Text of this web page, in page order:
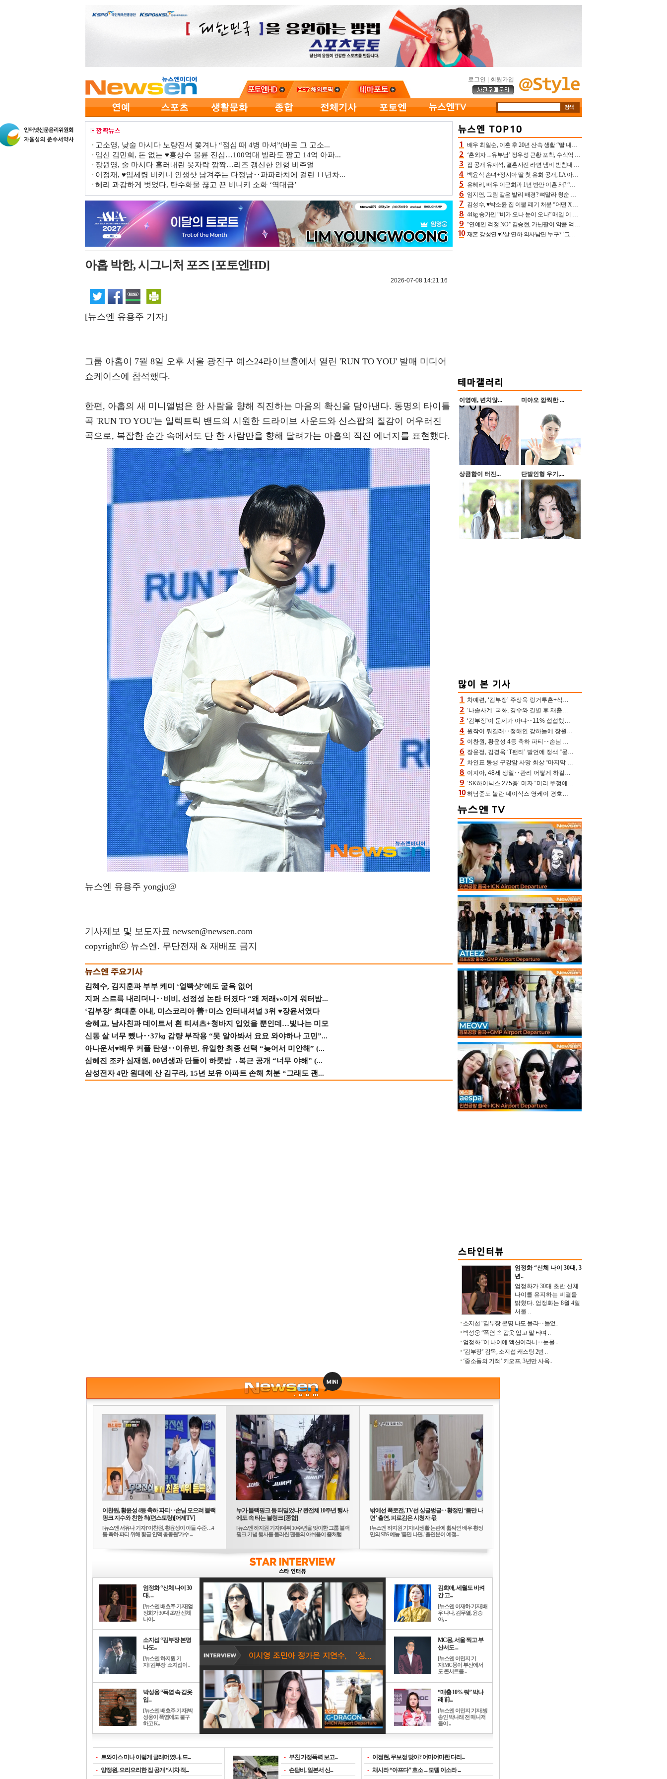
로그인 회원가입
고소영, 낮술 마시다 노량진서 쫓겨나 “점심 때 4병 마셔”(바로 그 고소...
임신 김민희, 돈 없는 ♥홍상수 불륜 진심…100억대 빌라도 팔고 14억 아파...
장원영, 술 마시다 흘러내린 옷자락 깜짝…리즈 갱신한 인형 비주얼
이정재, ♥임세령 비키니 인생샷 남겨주는 다정남‥파파라치에 걸린 11년차...
혜리 과감하게 벗었다, 탄수화물 끊고 끈 비니키 소화 ‘역대급’
아홉 박한, 시그니처 포즈 [포토엔HD]
2026-07-08 14:21:16
[뉴스엔 유용주 기자]
그룹 아홉이 7월 8일 오후 서울 광진구 예스24라이브홀에서 열린 'RUN TO YOU' 발매 미디어
쇼케이스에 참석했다.
한편, 아홉의 새 미니앨범은 한 사람을 향해 직진하는 마음의 확신을 담아낸다. 동명의 타이틀
곡 'RUN TO YOU'는 일렉트릭 밴드의 시원한 드라이브 사운드와 신스팝의 질감이 어우러진
곡으로, 복잡한 순간 속에서도 단 한 사람만을 향해 달려가는 아홉의 직진 에너지를 표현했다.
뉴스엔 유용주 yongju@
기사제보 및 보도자료 newsen@newsen.com
copyrightⓒ 뉴스엔. 무단전재 & 재배포 금지
김혜수, 김지훈과 부부 케미 ‘얼빡샷’에도 굴욕 없어
지퍼 스르륵 내리더니‥비비, 선정성 논란 터졌다 “왜 저래vs이게 워터밤...
‘김부장’ 최대훈 아내, 미스코리아 善+미스 인터내셔널 3위 ♥장윤서였다
송혜교, 남사친과 데이트서 흰 티셔츠+청바지 입었을 뿐인데…빛나는 미모
신동 살 너무 뺐나‥37㎏ 감량 부작용 “못 알아봐서 요요 와야하나 고민”...
아나운서♥배우 커플 탄생‥이유빈, 유일한 최종 선택 “늦어서 미안해” (...
심혜진 조카 심재원, 00년생과 단둘이 하룻밤→복근 공개 “너무 야해” (...
삼성전자 4만 원대에 산 김구라, 15년 보유 아파트 손해 처분 “그래도 괜...
배우 최일순, 이혼 후 20년 산속 생활 “딸 내가 버렸다고 원망‥맘 아파”(특종)[어제TV]
‘혼외자→유부남’ 정우성 근황 포착, 수식억 해킹 피해 후배 만났다 “존경하는”
집 공개 유재석, 결혼사진 라면 냄비 받침대 되고 분노‥가족사진도 피해(놀뭐)[어제TV]
백윤식 손녀+정시아 딸 첫 유화 공개, LA 아트쇼→서울국제조각페스타 작가다운 수준급 실력
유혜리, 배우 이근희과 1년 반만 이혼 왜? “식칼 꽂고 의자 던져” 충격 폭로(특종)[어제TV]
임지연, 그림 같은 발리 배경? 뼈말라 청순 비키니 핏에 상대 안 되네
김성수, ♥박소윤 집 이불 폐기 처분 “어떤 X이랑 썼을지 몰라” 질투(신랑수업2)[어제TV]
44kg 송가인 “비가 오나 눈이 오나” 매일 이 운동, 허벅지 근육량 상승+체지방 감소
“연예인 걱정 NO” 김승현, 가난팔이 악플 억울할만‥아내+딸과 日 여행
재혼 강성연 ♥2살 연하 의사남편 누구? ‘그알’ 자문의에 훈남 비주얼 초엘리트 스펙 [종합]
이영애, 변치않... 미야오 깜찍한 ...
상큼함이 터진... 단발인형 우기,...
차예련, ‘김부장’ 주상욱 링거투혼+식스팩 비화 “옷 벗는데 아저씨는 안 된다고”(차장금)
‘나솔사계’ 국화, 경수와 결별 후 재출연…첫인상 3표 몰표
‘김부장’이 문제가 아냐‥11% 섭섭했던 ‘재벌X형사2’ 돈·빽 총동원해 컴백 [TV보고서]
원작이 뭐길래‥정해인 강하늘에 장원영까지 참여한 이 영화
이찬원, 황윤성 4등 축하 파티‥손님 모으려 블랙핑크 지수와 친한 척(편스토랑)[어제TV]
장윤정, 김경욱 ‘T팬티’ 발언에 정색 “묻지 않았는데, 그것도 성희롱”(장공장)
차인표 동생 구강암 사망 회상 “마지막 순간 동생 손 잡아준 신애라, 두고두고 고마워” (신애라이프)
이지아, 48세 생일‥관리 어떻게 하길래 놀라운 동안 미모
‘SK하이닉스 275층’ 미자 “머리 뚜껑에서 사, 주식만 안 해도 돈 버는 것”
허남준도 놀란 데이식스 영케이 경호원병 과거 “그냥 돌았던 놈”
엄정화 “신체 나이 30대, 3
년..
엄정화가 30대 초반 신체
나이를 유지하는 비결을
밝혔다. 엄정화는 8월 4일
서울 ..
소지섭 “김부장 본명 나도 몰라‥들었..
박성웅 “폭염 속 갑옷 입고 말 타며 ..
엄정화 “이 나이에 액션이라니‥눈물 ..
‘김부장’ 감독, 소지섭 캐스팅 2번 ..
‘중소돌의 기적’ 키오프, 3년만 사옥..
이찬원, 황윤성 4등 축하 파티‥손님 모으려 블랙
핑크 지수와 친한 척(편스토랑)[어제TV]
[뉴스엔 서유나 기자]'이찬원, 황윤성이 아들 수준…4
등 축하 파티 위해 황금 인맥 총동원'가수 ...
누가 블랙핑크 등 떠밀었나? 완전체 10주년 행사
에도 속 타는 블링크 [종합]
[뉴스엔 하지원 기자]데뷔 10주년을 맞이한 그룹 블랙
핑크 기념 행사를 둘러싼 팬들의 아쉬움이 좀처럼
밖에선 폭로전, TV선 싱글벙글‥황정민 ‘틈만 나
면’ 출연, 피로감은 시청자 몫
[뉴스엔 하지원 기자]사생활 논란에 휩싸인 배우 황정
민의 SBS 예능 '틈만 나면,' 출연분이 예정...
엄정화 “신체 나이 30
대, ...
[뉴스엔 배효주 기자]엄
정화가 30대 초반 신체
나이..
소지섭 “김부장 본명
나도...
[뉴스엔 하지원 기
자]'김부장' 소지섭이 ..
박성웅 “폭염 속 갑옷
입...
[뉴스엔 배효주 기자]박
성웅이 폭염에도 불구
하고 K..
김희애, 세월도 비켜
간 고...
[뉴스엔 이재하 기자]배
우 나나, 김무열, 윤승
아, ..
MC몽, 서울 찍고 부
산서도 ...
[뉴스엔 이민지 기
자]MC몽이 부산에서
도 콘서트를 ..
“매출 10% 줘” 박나
래 前...
[뉴스엔 이민지 기자]방
송인 박나래 전 매니저
들이 ..
- 트와이스 미나 이렇게 글래머였나, 드...
- 양정원, 으리으리한 집 공개 “시차 적...
- 부친 가정폭력 보고...
- 손담비, 일본서 신...
- 이정현, 무보정 맞아? 어마어마한 다리...
- 채시라 “아프다” 호소→모델 이소라 ...